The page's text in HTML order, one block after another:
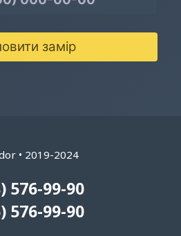
замір
• 2019-2024
576-99-90
576-99-90